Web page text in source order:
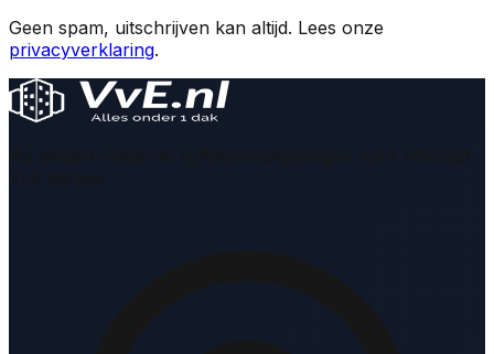
Geen spam, uitschrijven kan altijd. Lees onze
privacyverklaring.